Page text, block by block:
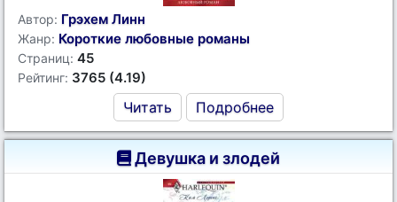
Автор: Грэхем Линн
Жанр: Короткие любовные романы
Страниц: 45
Рейтинг: 3765 (4.19)
Читать Подробнее
Девушка и злодей